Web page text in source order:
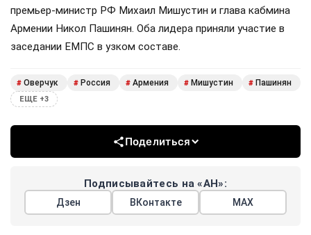
премьер-министр РФ Михаил Мишустин и глава кабмина
Армении Никол Пашинян. Оба лидера приняли участие в
заседании ЕМПС в узком составе.
# Оверчук # Россия # Армения # Мишустин # Пашинян
ЕЩЕ +3
Поделиться
Подписывайтесь на «АН»:
Дзен ВКонтакте МАХ